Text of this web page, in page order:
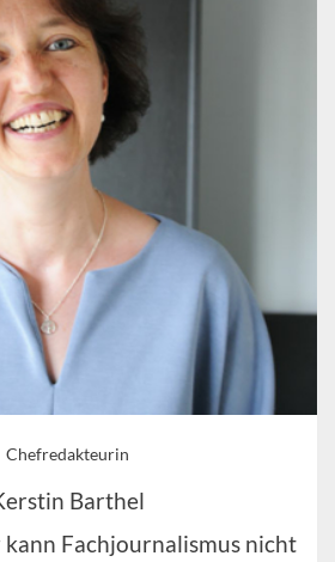
Chefredakteurin
Barthel
Fachjournalismus nicht